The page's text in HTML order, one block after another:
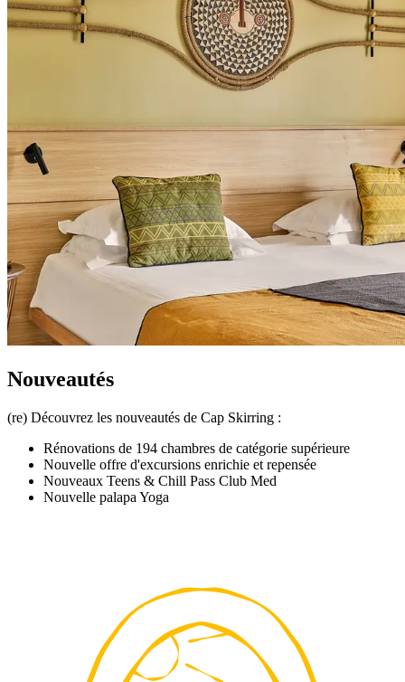
Nouveautés
(re) Découvrez les nouveautés de Cap Skirring :
Rénovations de 194 chambres de catégorie supérieure
Nouvelle offre d'excursions enrichie et repensée
Nouveaux Teens & Chill Pass Club Med
Nouvelle palapa Yoga